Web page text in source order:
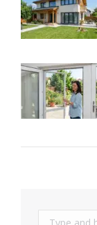
Search: